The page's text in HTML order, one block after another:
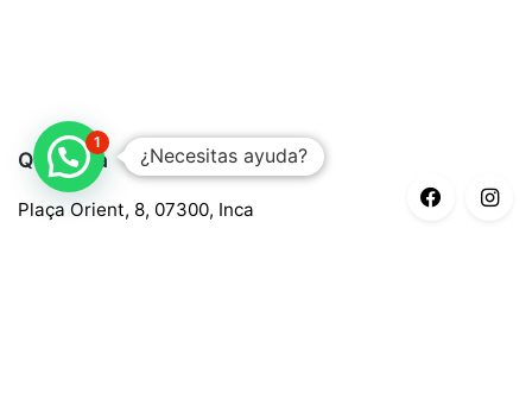
Quaroma
Plaça Orient, 8, 07300, Inca
¿Necesitas ayuda?
1